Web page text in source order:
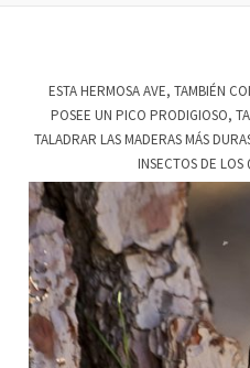
ESTA HERMOSA AVE, TAMBIÉN
POSEE UN PICO PRODIGIOSO,
TALADRAR LAS MADERAS MÁS
INSECTOS DE LOS